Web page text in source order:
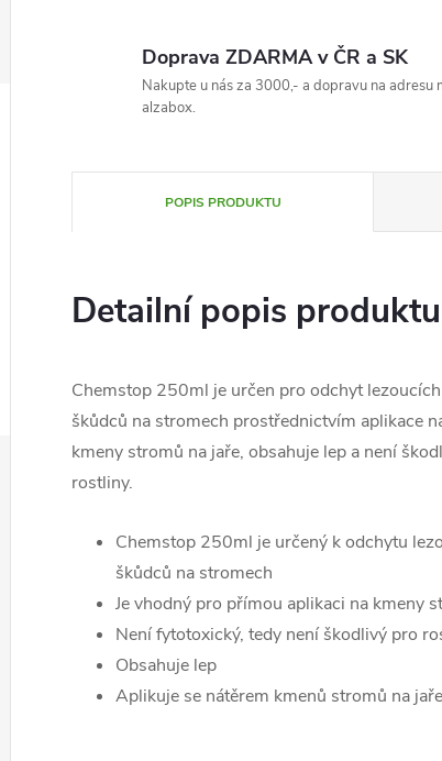
Doprava ZDARMA v ČR a SK
Nakupte u nás za 3000,- a dopravu na
alzabox.
POPIS PRODUKTU
Detailní popis produktu
Chemstop 250ml je určen pro odchyt lezoucích
škůdců na stromech prostřednictvím aplikace
kmeny stromů na jaře, obsahuje lep a není
rostliny.
Chemstop 250ml je určený k odchytu
škůdců na stromech
Je vhodný pro přímou aplikaci na kmeny
Není fytotoxický, tedy není škodlivý pro
Obsahuje lep
Aplikuje se nátěrem kmenů stromů na jaře